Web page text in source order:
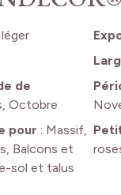
de
Octobre
pour : Massif,
Balcons et
sol et talus